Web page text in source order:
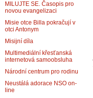
MILUJTE SE. Časopis pro
novou evangelizaci
Misie otce Billa pokračují v
otci Antonym
Misijní díla
Multimediální křesťanská
internetová samoobsluha
Národní centrum pro rodinu
Neustálá adorace NSO on-
line